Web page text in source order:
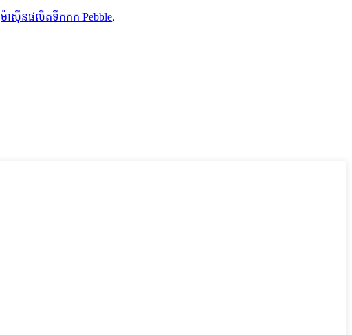
ម៉ាស៊ីនផលិតទឹកកក Pebble,